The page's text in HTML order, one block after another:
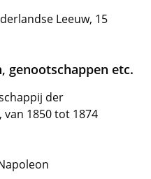
Leeuw, 15
genootschappen etc.
der
1850 tot 1874